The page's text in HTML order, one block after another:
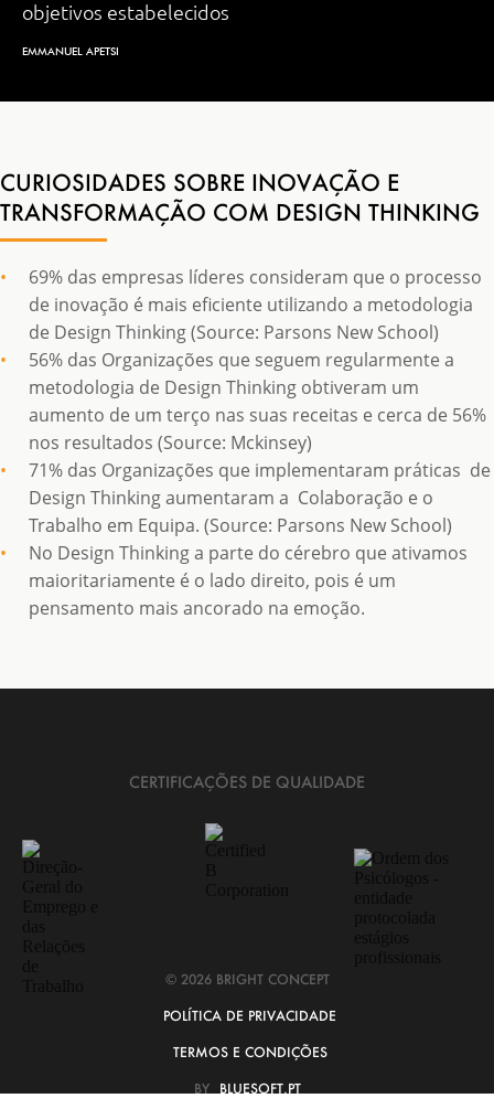
objetivos estabelecidos
EMMANUEL APETSI
CURIOSIDADES SOBRE INOVAÇÃO E
TRANSFORMAÇÃO COM DESIGN THINKING
69% das empresas líderes consideram que o processo
de inovação é mais eficiente utilizando a metodologia
de Design Thinking (Source: Parsons New School)
56% das Organizações que seguem regularmente a
metodologia de Design Thinking obtiveram um
aumento de um terço nas suas receitas e cerca de 56%
nos resultados (Source: Mckinsey)
71% das Organizações que implementaram práticas de
Design Thinking aumentaram a Colaboração e o
Trabalho em Equipa. (Source: Parsons New School)
No Design Thinking a parte do cérebro que ativamos
maioritariamente é o lado direito, pois é um
pensamento mais ancorado na emoção.
CERTIFICAÇÕES DE QUALIDADE
© 2026 BRIGHT CONCEPT
POLÍTICA DE PRIVACIDADE
TERMOS E CONDIÇÕES
BY BLUESOFT.PT